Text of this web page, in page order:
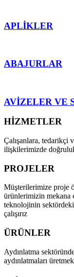
APLİKLER
ABAJURLAR
AVİZELER VE
HİZMETLER
Çalışanlara, tedarikçi
ilişkilerimizde
PROJELER
Müşterilerimize proje
ürünlerimizin mekana
teknolojinin
çalışırız
ÜRÜNLER
Aydınlatma
aydınlatmaları